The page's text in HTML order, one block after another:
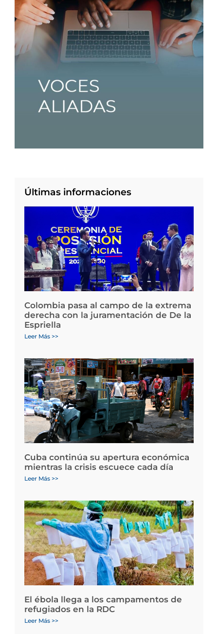
Últimas informaciones
Colombia pasa al campo de la extrema
derecha con la juramentación de De la
Espriella
Leer Más >>
Cuba continúa su apertura económica
mientras la crisis escuece cada día
Leer Más >>
El ébola llega a los campamentos de
refugiados en la RDC
Leer Más >>